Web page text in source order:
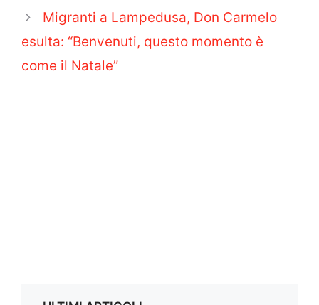
Migranti a Lampedusa, Don Carmelo
esulta: “Benvenuti, questo momento è
come il Natale”